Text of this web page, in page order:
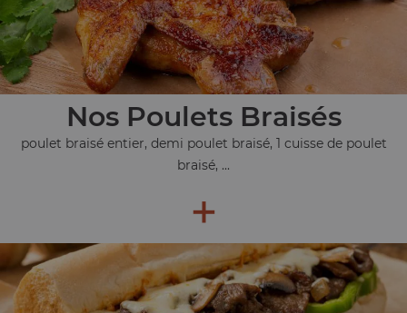
Nos Poulets Braisés
poulet braisé entier, demi poulet braisé, 1 cuisse de poulet
braisé, ...
+